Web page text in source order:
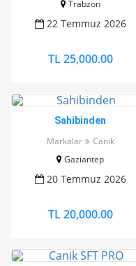
Trabzon
22 Temmuz 2026
TL 25,000.00
Sahibinden
Markalar
Canik
Gaziantep
20 Temmuz 2026
TL 20,000.00